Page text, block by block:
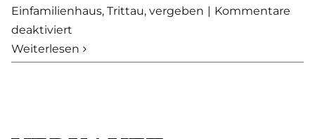
Einfamilienhaus, Trittau, vergeben | Kommentare
deaktiviert
VERKAUFT
Weiterlesen